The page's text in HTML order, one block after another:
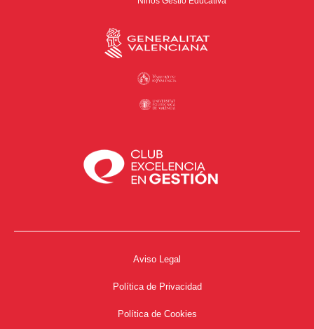
Aviso Legal
Política de Privacidad
Política de Cookies